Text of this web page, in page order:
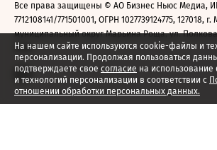
На нашем сайте используются cookie-файлы и
персонализации. Продолжая пользоваться
подтверждаете свое согласие на
и технологий персонализации в соответствии с
отношении обработки персональных данных.
Все права защищены © АО Бизнес Ньюс Медиа,
7712108141/771501001, ОГРН 1027739124775, 127018,
муниципальный округ Марьина Роща, ул.
2026